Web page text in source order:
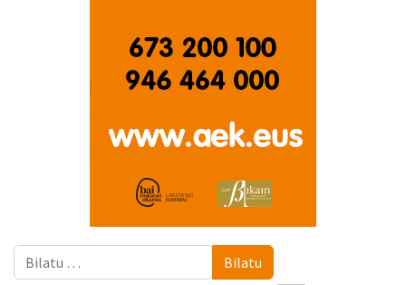
Bilatu Bilatu